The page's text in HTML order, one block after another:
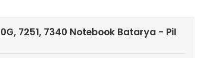
7251, 7340 Notebook Batarya - Pil